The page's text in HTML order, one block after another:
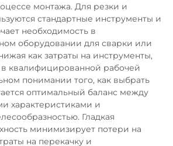
монтажа. Для резки и
стандартные инструменты и
необходимость в
оборудовании для сварки или
как затраты на инструменты,
в квалифицированной рабочей
понимании того, как выбрать
оптимальный баланс между
характеристиками и
Гладкая
минимизирует потери на
на перекачку и